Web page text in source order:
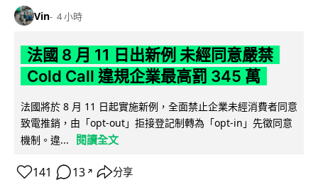
Vin 4 小時
法國 8 月 11 日出新例 未經同意嚴禁
Cold Call 違規企業最高罰 345 萬
法國將於 8 月 11 日起實施新例，全面禁止企業未經消費者同意
致電推銷，由「opt-out」拒接登記制轉為「opt-in」先徵同意
機制。違...
閱讀全文
141 13 ↗ 分享